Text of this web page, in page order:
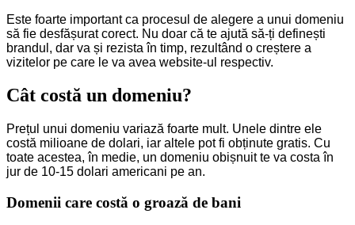
Este foarte important ca procesul de alegere a unui domeniu
să fie desfășurat corect. Nu doar că te ajută să-ți definești
brandul, dar va și rezista în timp, rezultând o creștere a
vizitelor pe care le va avea website-ul respectiv.
Cât costă un domeniu?
Prețul unui domeniu variază foarte mult. Unele dintre ele
costă milioane de dolari, iar altele pot fi obținute gratis. Cu
toate acestea, în medie, un domeniu obișnuit te va costa în
jur de 10-15 dolari americani pe an.
Domenii care costă o groază de bani